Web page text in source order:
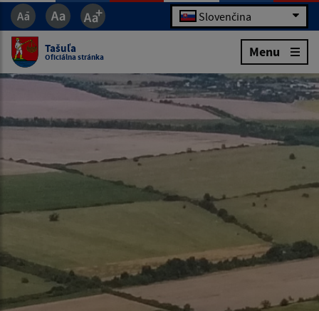
Slovenčina
Tašuľa
Oficiálna stránka Menu